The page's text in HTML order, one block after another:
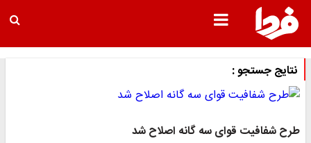
نتایج جستجو :
طرح شفافیت قوای سه گانه اصلاح شد